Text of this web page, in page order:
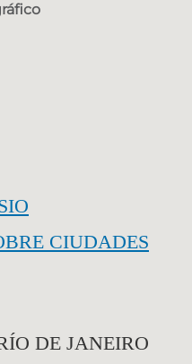
CIUDADES
DE JANEIRO